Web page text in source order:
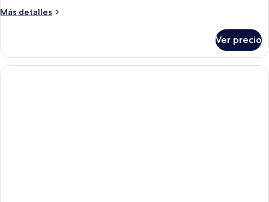
Más detalles
Más
vista
al
mar
Ver precio